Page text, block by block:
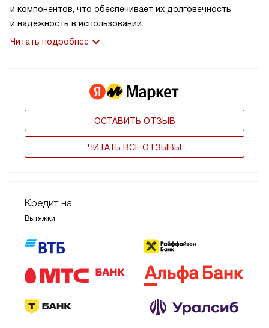
и компонентов, что обеспечивает их долговечность
и надежность в использовании.
Читать подробнее
ОСТАВИТЬ ОТЗЫВ
ЧИТАТЬ ВСЕ ОТЗЫВЫ
Кредит на
Вытяжки